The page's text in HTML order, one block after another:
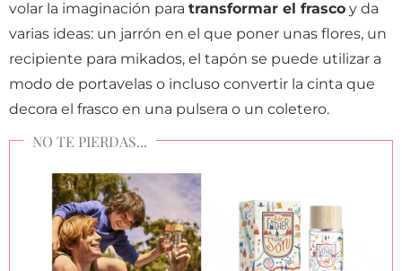
volar la imaginación para transformar el frasco y da
varias ideas: un jarrón en el que poner unas flores, un
recipiente para mikados, el tapón se puede utilizar a
modo de portavelas o incluso convertir la cinta que
decora el frasco en una pulsera o un coletero.